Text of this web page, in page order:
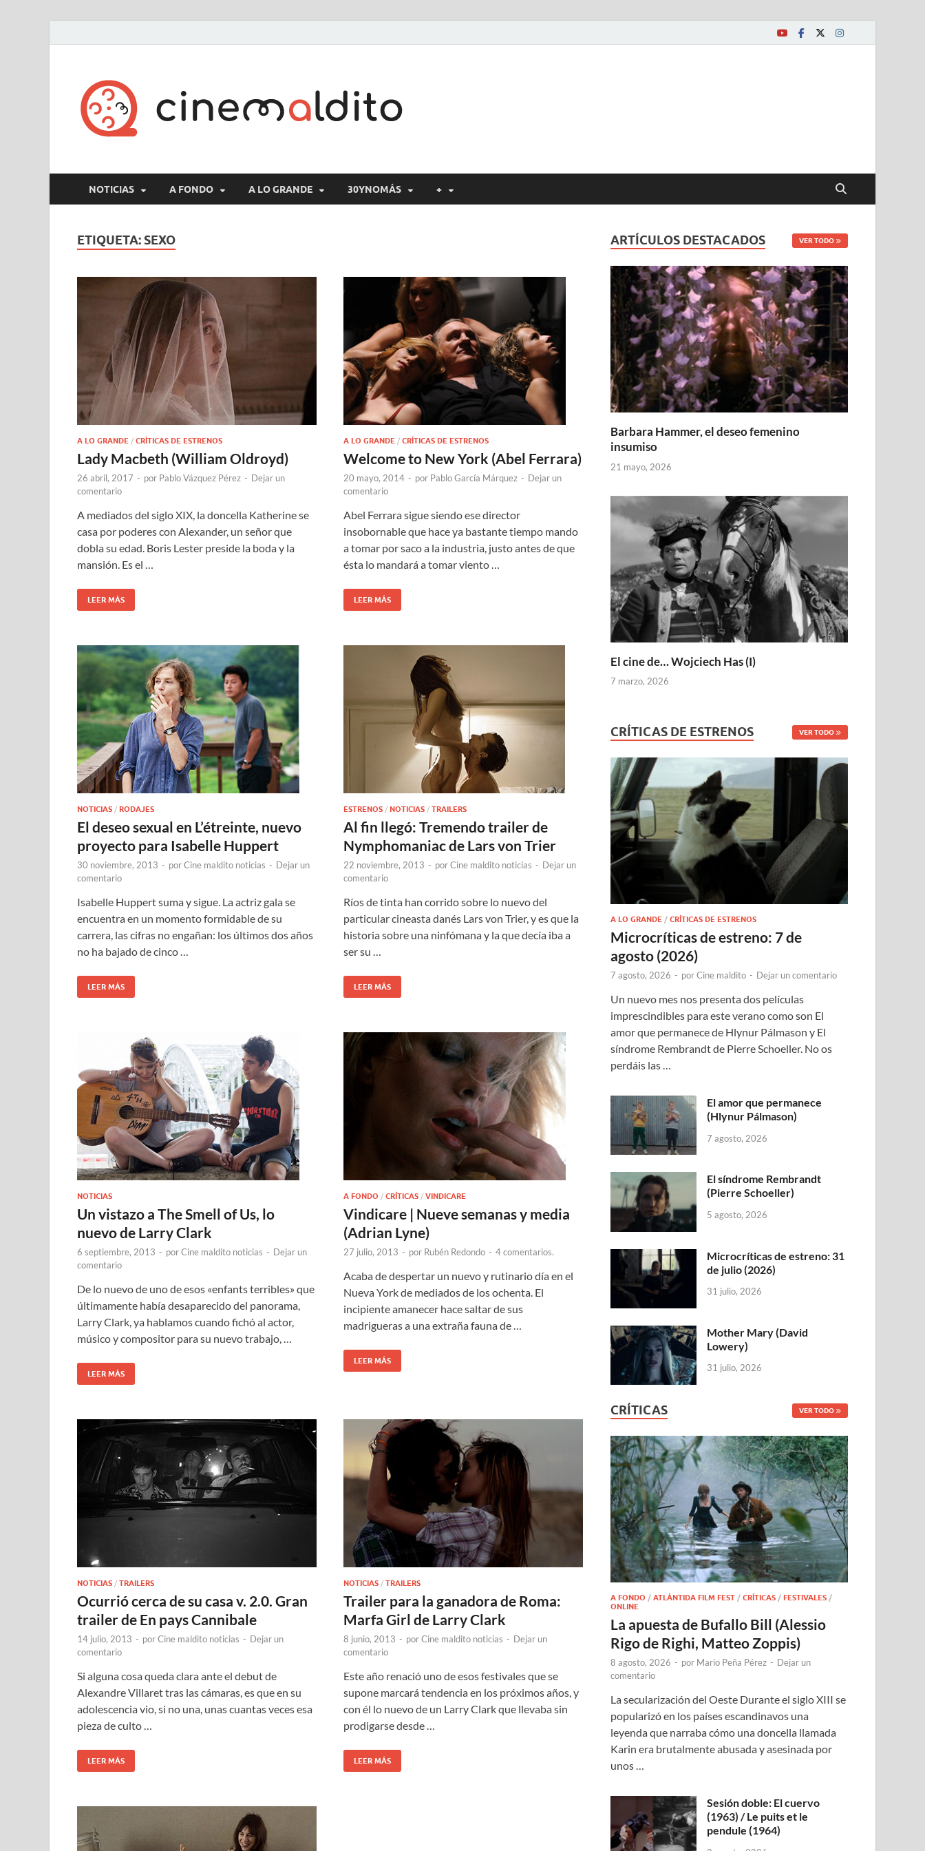
NOTICIAS A FONDO A LO GRANDE 30YNOMÁS +
ETIQUETA: SEXO
A LO GRANDE / CRÍTICAS DE ESTRENOS
Lady Macbeth (William Oldroyd)
26 abril, 2017 - por Pablo Vázquez Pérez - Dejar un
comentario
A mediados del siglo XIX, la doncella Katherine se
casa por poderes con Alexander, un señor que
dobla su edad. Boris Lester preside la boda y la
mansión. Es el …
LEER MÁS
A LO GRANDE / CRÍTICAS DE ESTRENOS
Welcome to New York (Abel Ferrara)
20 mayo, 2014 - por Pablo García Márquez - Dejar un
comentario
Abel Ferrara sigue siendo ese director
insobornable que hace ya bastante tiempo mando
a tomar por saco a la industria, justo antes de que
ésta lo mandará a tomar viento …
LEER MÁS
NOTICIAS / RODAJES
El deseo sexual en L’étreinte, nuevo
proyecto para Isabelle Huppert
30 noviembre, 2013 - porCine maldito noticias - Dejar un
comentario
Isabelle Huppert suma y sigue. La actriz gala se
encuentra en un momento formidable de su
carrera, las cifras no engañan: los últimos dos años
no ha bajado de cinco …
LEER MÁS
ESTRENOS / NOTICIAS / TRAILERS
Al fin llegó: Tremendo trailer de
Nymphomaniac de Lars von Trier
22 noviembre, 2013 - porCine maldito noticias - Dejar un
comentario
Ríos de tinta han corrido sobre lo nuevo del
particular cineasta danés Lars von Trier, y es que la
historia sobre una ninfómana y la que decía iba a
ser su …
LEER MÁS
NOTICIAS
Un vistazo a The Smell of Us, lo
nuevo de Larry Clark
6 septiembre, 2013 - porCine maldito noticias - Dejar un
comentario
De lo nuevo de uno de esos «enfants terribles» que
últimamente había desaparecido del panorama,
Larry Clark, ya hablamos cuando fichó al actor,
músico y compositor para su nuevo trabajo, …
LEER MÁS
A FONDO / CRÍTICAS / VINDICARE
Vindicare | Nueve semanas y media
(Adrian Lyne)
27 julio, 2013 - por Rubén Redondo - 4 comentarios.
Acaba de despertar un nuevo y rutinario día en el
Nueva York de mediados de los ochenta. El
incipiente amanecer hace saltar de sus
madrigueras a una extraña fauna de …
LEER MÁS
NOTICIAS / TRAILERS
Ocurrió cerca de su casa v. 2.0. Gran
trailer de En pays Cannibale
14 julio, 2013 - porCine maldito noticias - Dejar un
comentario
Si alguna cosa queda clara ante el debut de
Alexandre Villaret tras las cámaras, es que en su
adolescencia vio, si no una, unas cuantas veces esa
pieza de culto …
LEER MÁS
NOTICIAS / TRAILERS
Trailer para la ganadora de Roma:
Marfa Girl de Larry Clark
8 junio, 2013 - porCine maldito noticias - Dejar un
comentario
Este año renació uno de esos festivales que se
supone marcará tendencia en los próximos años, y
con él lo nuevo de un Larry Clark que llevaba sin
prodigarse desde …
LEER MÁS
ARTÍCULOS DESTACADOS VER TODO
Barbara Hammer, el deseo femenino
insumiso
21 mayo, 2026
El cine de… Wojciech Has (I)
7 marzo, 2026
CRÍTICAS DE ESTRENOS VER TODO
A LO GRANDE /CRÍTICAS DE ESTRENOS
Microcríticas de estreno: 7 de
agosto (2026)
7 agosto, 2026 - porCine maldito - Dejar un comentario
Un nuevo mes nos presenta dos películas
imprescindibles para este verano como son El
amor que permanece de Hlynur Pálmason y El
síndrome Rembrandt de Pierre Schoeller. No os
perdáis las …
El amor que permanece
(Hlynur Pálmason)
7 agosto, 2026
El síndrome Rembrandt
(Pierre Schoeller)
5 agosto, 2026
Microcríticas de estreno: 31
de julio (2026)
31 julio, 2026
Mother Mary (David
Lowery)
31 julio, 2026
CRÍTICAS VER TODO
A FONDO /ATLÁNTIDA FILM FEST /CRÍTICAS /FESTIVALES /
ONLINE
La apuesta de Bufallo Bill (Alessio
Rigo de Righi, Matteo Zoppis)
8 agosto, 2026 - por Mario Peña Pérez - Dejar un
comentario
La secularización del Oeste Durante el siglo XIII se
popularizó en los países escandinavos una
leyenda que narraba cómo una doncella llamada
Karin era brutalmente abusada y asesinada por
unos …
Sesión doble: El cuervo
(1963) / Le puits et le
pendule (1964)